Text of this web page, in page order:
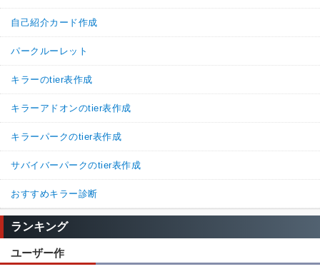
自己紹介カード作成
パークルーレット
キラーのtier表作成
キラーアドオンのtier表作成
キラーパークのtier表作成
サバイバーパークのtier表作成
おすすめキラー診断
ランキング
ユーザー作